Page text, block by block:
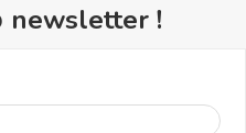
newsletter !